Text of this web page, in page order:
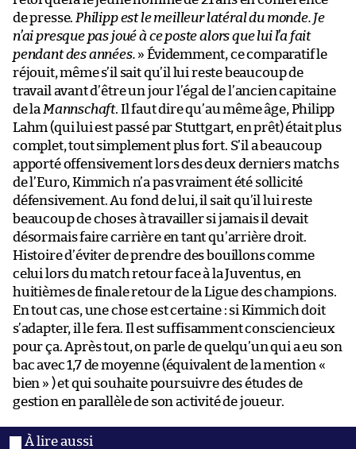
de presse. Philipp est le meilleur latéral du monde. Je
n’ai presque pas joué à ce poste alors que lui l’a fait
pendant des années. » Évidemment, ce comparatif le
réjouit, même s’il sait qu’il lui reste beaucoup de
travail avant d’être un jour l’égal de l’ancien capitaine
de la Mannschaft. Il faut dire qu’au même âge, Philipp
Lahm (qui lui est passé par Stuttgart, en prêt) était plus
complet, tout simplement plus fort. S’il a beaucoup
apporté offensivement lors des deux derniers matchs
de l’Euro, Kimmich n’a pas vraiment été sollicité
défensivement. Au fond de lui, il sait qu’il lui reste
beaucoup de choses à travailler si jamais il devait
désormais faire carrière en tant qu’arrière droit.
Histoire d’éviter de prendre des bouillons comme
celui lors du match retour face à la Juventus, en
huitièmes de finale retour de la Ligue des champions.
En tout cas, une chose est certaine : si Kimmich doit
s’adapter, il le fera. Il est suffisamment consciencieux
pour ça. Après tout, on parle de quelqu’un qui a eu son
bac avec 1,7 de moyenne (équivalent de la mention «
bien » ) et qui souhaite poursuivre des études de
gestion en parallèle de son activité de joueur.